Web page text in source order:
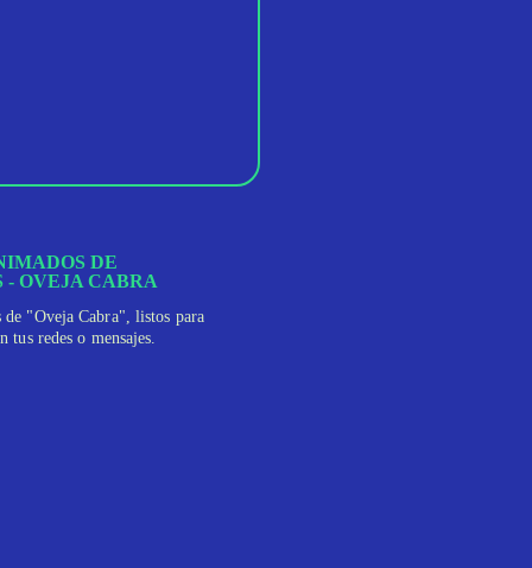
DE
- OVEJA CABRA
de "Oveja Cabra", listos para
tus redes o mensajes.